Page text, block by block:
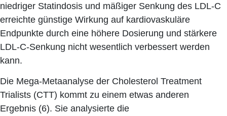
niedriger Statindosis und mäßiger Senkung des LDL-C
erreichte günstige Wirkung auf kardiovaskuläre
Endpunkte durch eine höhere Dosierung und stärkere
LDL-C-Senkung nicht wesentlich verbessert werden
kann.
Die Mega-Metaanalyse der Cholesterol Treatment
Trialists (CTT) kommt zu einem etwas anderen
Ergebnis (6). Sie analysierte die